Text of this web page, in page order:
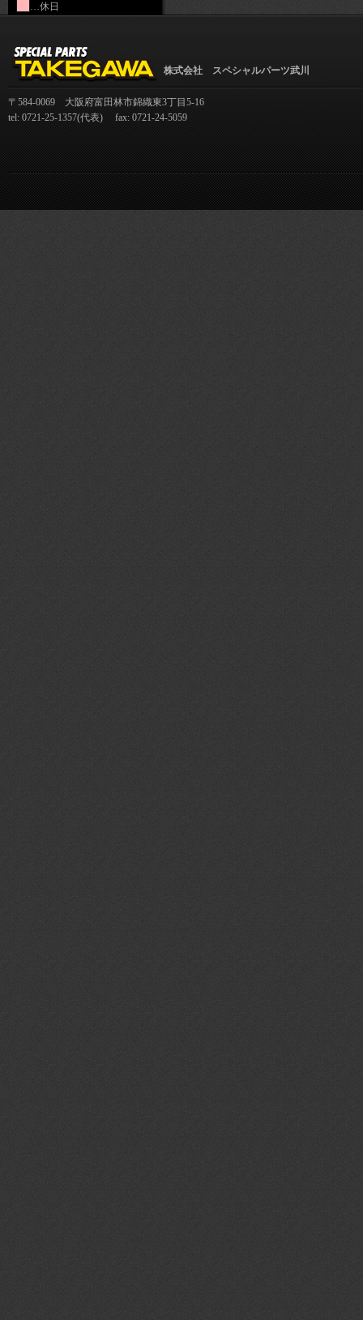
…休日
株式会社 スペシャルパーツ武川
〒584-0069 大阪府富田林市錦織東3丁目5-16
tel: 0721-25-1357(代表) fax: 0721-24-5059